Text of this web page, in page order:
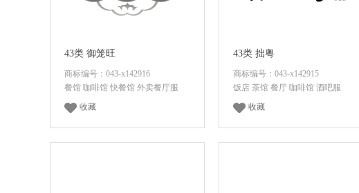
43类 御笼旺
商标编号：043-x142916
餐馆 咖啡馆 快餐馆 外卖餐厅服
收藏
43类 拙粤
商标编号：043-x142915
饭店 茶馆 餐厅 咖啡馆 酒吧服
收藏